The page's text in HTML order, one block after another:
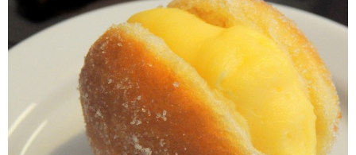
RECOMENDADOS